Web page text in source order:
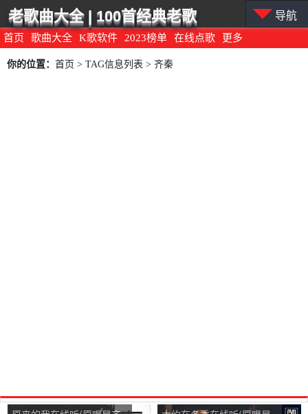
首页 歌曲大全 K歌软件 2023榜单 在线点歌 更多
老歌曲大全 | 100首经典老歌 导航
你的位置： 首页 > TAG信息列表 > 齐秦